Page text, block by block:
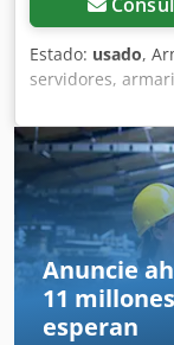
Estado: usado,
servidores,
red, carcasa
Material: Acero -
Dtepfx Ahlekr -
Anuncie
11
esperan